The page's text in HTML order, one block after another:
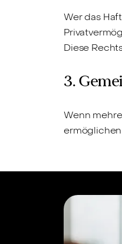
Wer das
Diese
3.
Wenn